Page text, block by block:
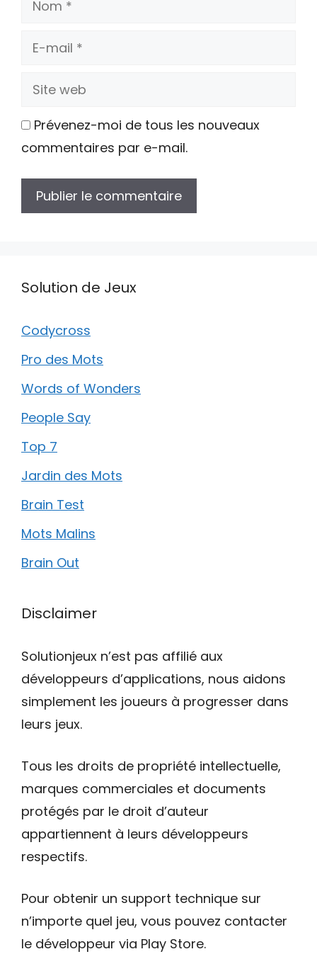
E-
Site
Prévenez-moi de tous les nouveaux
commentaires par e-mail.
Solution de Jeux
Codycross
Pro des Mots
Words of Wonders
People Say
Top 7
Jardin des Mots
Brain Test
Mots Malins
Brain Out
Disclaimer
Solutionjeux n’est pas affilié aux
développeurs d’applications, nous aidons
simplement les joueurs à progresser dans
leurs jeux.
Tous les droits de propriété intellectuelle,
marques commerciales et documents
protégés par le droit d’auteur
appartiennent à leurs développeurs
respectifs.
Pour obtenir un support technique sur
n’importe quel jeu, vous pouvez contacter
le développeur via Play Store.